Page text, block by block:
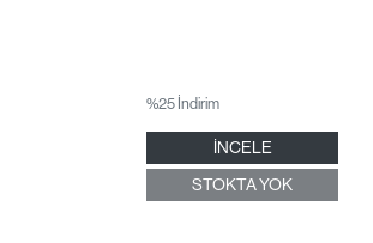
%25 İndirim
İNCELE
STOKTA YOK